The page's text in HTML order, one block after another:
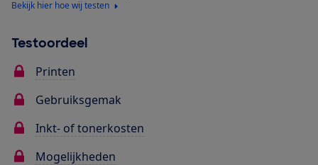
Bekijk hier hoe wij testen
Testoordeel
Printen
Gebruiksgemak
Inkt- of tonerkosten
Mogelijkheden